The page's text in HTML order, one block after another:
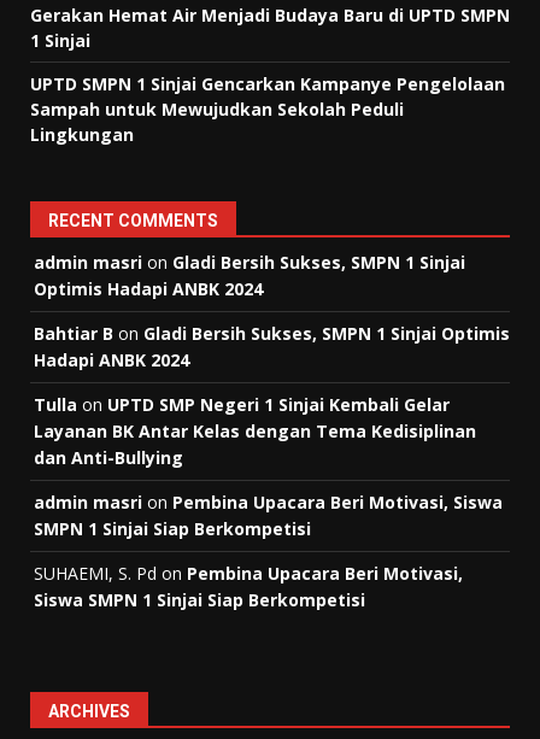
Gerakan Hemat Air Menjadi Budaya Baru di UPTD SMPN
1 Sinjai
UPTD SMPN 1 Sinjai Gencarkan Kampanye Pengelolaan
Sampah untuk Mewujudkan Sekolah Peduli
Lingkungan
RECENT COMMENTS
admin masri on Gladi Bersih Sukses, SMPN 1 Sinjai
Optimis Hadapi ANBK 2024
Bahtiar B on Gladi Bersih Sukses, SMPN 1 Sinjai Optimis
Hadapi ANBK 2024
Tulla on UPTD SMP Negeri 1 Sinjai Kembali Gelar
Layanan BK Antar Kelas dengan Tema Kedisiplinan
dan Anti-Bullying
admin masri on Pembina Upacara Beri Motivasi, Siswa
SMPN 1 Sinjai Siap Berkompetisi
SUHAEMI, S. Pd on Pembina Upacara Beri Motivasi,
Siswa SMPN 1 Sinjai Siap Berkompetisi
ARCHIVES